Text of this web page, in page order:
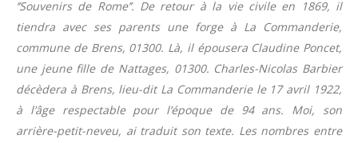
‘’Souvenirs de Rome’’. De retour à la vie civile en 1869, il
tiendra avec ses parents une forge à La Commanderie,
commune de Brens, 01300. Là, il épousera Claudine Poncet,
une jeune fille de Nattages, 01300. Charles-Nicolas Barbier
décèdera à Brens, lieu-dit La Commanderie le 17 avril 1922,
à l’âge respectable pour l’époque de 94 ans. Moi, son
arrière-petit-neveu, ai traduit son texte. Les nombres entre